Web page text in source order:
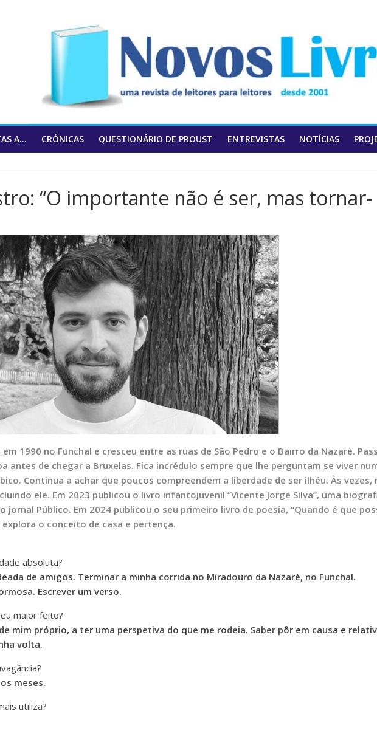
A… CRÓNICAS QUESTIONÁRIO DE PROUST ENTREVISTAS NOTÍCIAS
“O importante não é ser, mas tornar-
em 1990 no Funchal e cresceu entre as ruas de São Pedro e o Bairro da Nazaré.
antes de chegar a Bruxelas. Fica incrédulo sempre que lhe perguntam se viver
Continua a achar que poucos compreendem a liberdade de ser ilhéu. Às vezes,
ele. Em 2023 publicou o livro infantojuvenil “Vicente Jorge Silva”, uma
jornal Público. Em 2024 publicou o seu primeiro livro de poesia, “Quando é que
explora o conceito de casa e pertença.
absoluta?
de amigos. Terminar a minha corrida no Miradouro da Nazaré, no Funchal.
Escrever um verso.
maior feito?
mim próprio, a ter uma perspetiva do que me rodeia. Saber pôr em causa e
volta.
meses.
utiliza?